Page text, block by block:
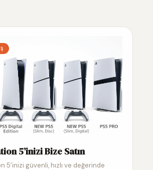
5’inizi Bize Satın
5’inizi güvenli, hızlı ve değerinde